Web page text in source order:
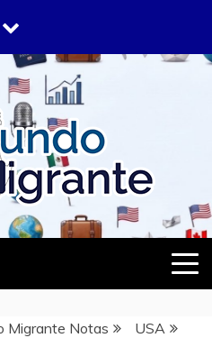
MIGRANTES
Migrante Notas
USA